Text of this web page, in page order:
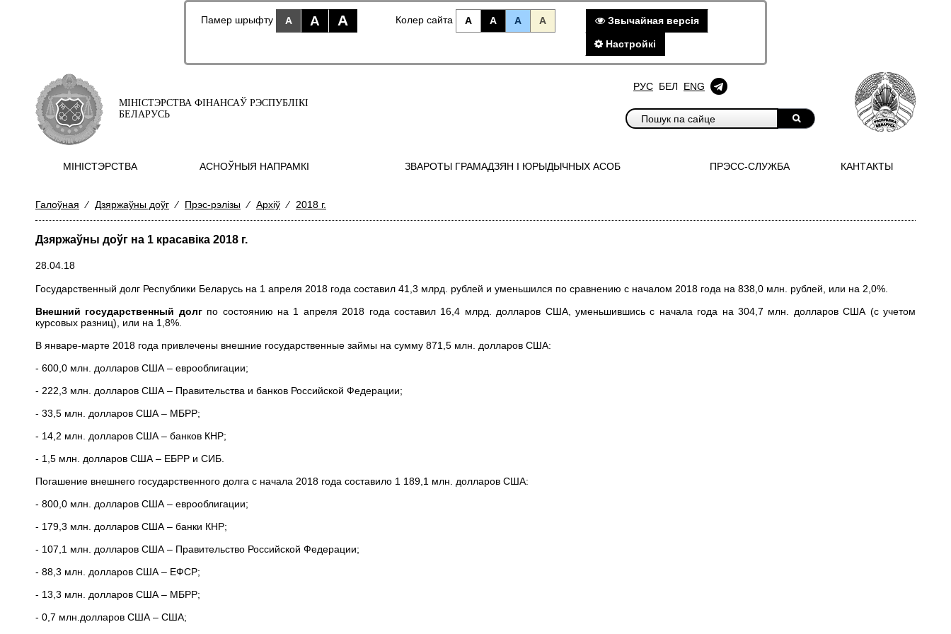
Памер шрыфту A A A Колер сайта A A A A Звычайная версiя
Настройкi
МІНІСТЭРСТВА ФІНАНСАЎ РЭСПУБЛІКІ
БЕЛАРУСЬ
РУС БЕЛ ENG
МIНIСТЭРСТВА АСНОЎНЫЯ НАПРАМКI ЗВАРОТЫ ГРАМАДЗЯН I ЮРЫДЫЧНЫХ АСОБ ПРЭСС-СЛУЖБА КАНТАКТЫ
Галоўная ⁄ Дзяржаўны доўг ⁄ Прэс-рэлізы ⁄ Архіў ⁄ 2018 г.
Дзяржаўны доўг на 1 красавіка 2018 г.
28.04.18
Государственный долг Республики Беларусь на 1 апреля 2018 года составил 41,3 млрд. рублей и уменьшился по сравнению с началом 2018 года на 838,0 млн. рублей, или на 2,0%.
Внешний государственный долгпо состоянию на 1 апреля 2018 года составил 16,4 млрд. долларов США, уменьшившись с начала года на 304,7 млн. долларов США (с учетом
курсовых разниц), или на 1,8%.
В январе-марте 2018 года привлечены внешние государственные займы на сумму 871,5 млн. долларов США:
- 600,0 млн. долларов США – еврооблигации;
- 222,3 млн. долларов США – Правительства и банков Российской Федерации;
- 33,5 млн. долларов США – МБРР;
- 14,2 млн. долларов США – банков КНР;
- 1,5 млн. долларов США – ЕБРР и СИБ.
Погашение внешнего государственного долга с начала 2018 года составило 1 189,1 млн. долларов США:
- 800,0 млн. долларов США – еврооблигации;
- 179,3 млн. долларов США – банки КНР;
- 107,1 млн. долларов США – Правительство Российской Федерации;
- 88,3 млн. долларов США – ЕФСР;
- 13,3 млн. долларов США – МБРР;
- 0,7 млн.долларов США – США;